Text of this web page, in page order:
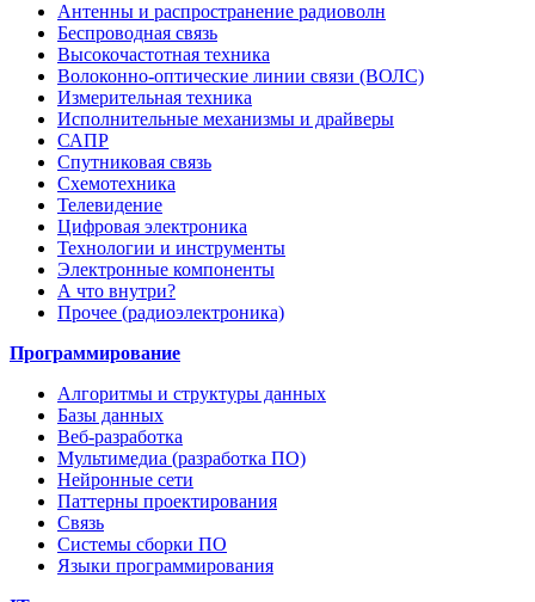
Антенны и распространение радиоволн
Беспроводная связь
Высокочастотная техника
Волоконно-оптические линии связи (ВОЛС)
Измерительная техника
Исполнительные механизмы и драйверы
САПР
Спутниковая связь
Схемотехника
Телевидение
Цифровая электроника
Технологии и инструменты
Электронные компоненты
А что внутри?
Прочее (радиоэлектроника)
Программирование
Алгоритмы и структуры данных
Базы данных
Веб-разработка
Мультимедиа (разработка ПО)
Нейронные сети
Паттерны проектирования
Связь
Системы сборки ПО
Языки программирования